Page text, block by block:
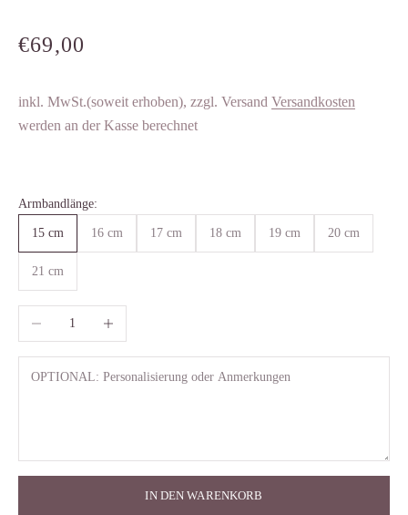
ANGEBOT
€69,00
inkl. MwSt.(soweit erhoben), zzgl. Versand Versandkosten
werden an der Kasse berechnet
Armbandlänge:
15 cm 16 cm 17 cm 18 cm 19 cm 20 cm
21 cm
Anzahl verringern
IN DEN WARENKORB